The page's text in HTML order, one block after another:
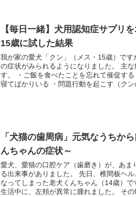
【毎日一緒】犬用認知症サプリ
15歳に試した結果
我が家の愛犬「クン」（メス・15歳）です
の症状がみられるようになりました。 主
す。 ・ご飯を食べたことを忘れて催促す
寝てばかりいる ・問題行動を起こす（クン
「犬猫の歯周病」元気なうちか
んちゃんの症状～
愛犬、愛猫の口腔ケア（歯磨き）が、あま
る出来事がありました。 先日、椎間板ヘ
なってしまった老犬くんちゃん（14歳）で
生活中に、左頬が異常に腫れました。 その